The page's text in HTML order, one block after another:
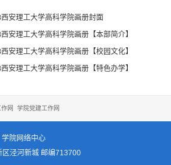
安理工大学高科学院画册封面
安理工大学高科学院画册【本部简介】
安理工大学高科学院画册【校园文化】
安理工大学高科学院画册【特色办学】
网 学院党建工作网
院网络中心
泾河新城 邮编713700